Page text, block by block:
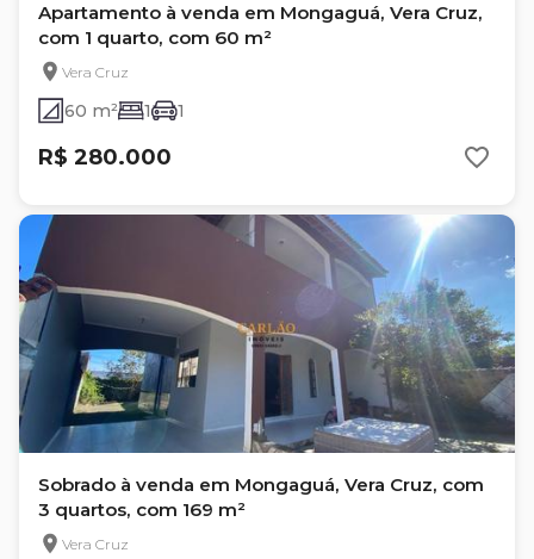
Apartamento à venda em Mongaguá, Vera Cruz,
com 1 quarto, com 60 m²
Vera Cruz
60 m² 1 1
R$ 280.000
Sobrado à venda em Mongaguá, Vera Cruz, com
3 quartos, com 169 m²
Vera Cruz